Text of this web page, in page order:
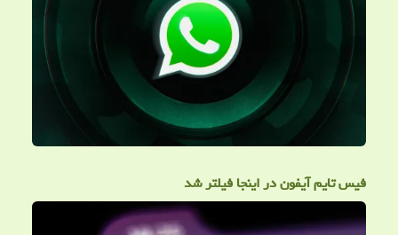
فیس تایم آیفون در اینجا فیلتر شد